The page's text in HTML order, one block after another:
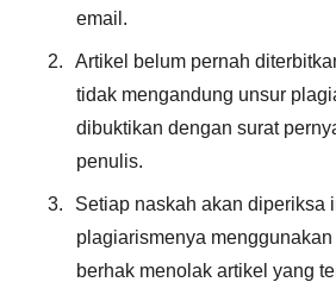
email.
2.
Artikel belum pernah
tidak mengandung unsur
dibuktikan dengan surat
penulis.
3.
Setiap naskah akan diperiksa
plagiarismenya
berhak menolak artikel yang